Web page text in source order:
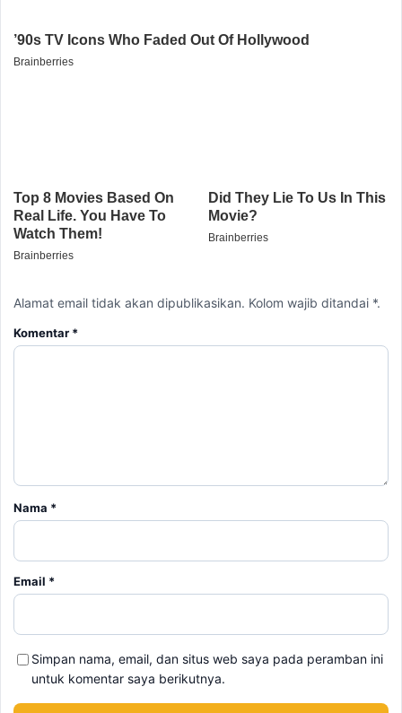
Alamat email tidak akan dipublikasikan. Kolom wajib ditandai *.
Komentar *
Nama *
Email *
Simpan nama, email, dan situs web saya pada peramban ini
untuk komentar saya berikutnya.